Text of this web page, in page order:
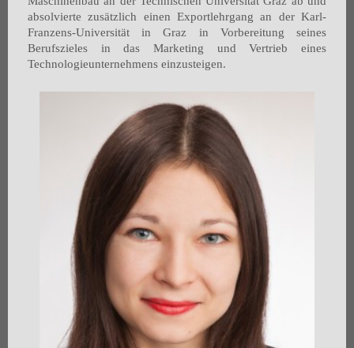
absolvierte zusätzlich einen Exportlehrgang an der Karl-
Franzens-Universität in Graz in Vorbereitung seines
Berufszieles in das Marketing und Vertrieb eines
Technologieunternehmens einzusteigen.